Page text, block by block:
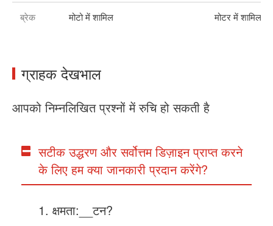
ब्रेक मोटो में शामिल मोटर में शामिल
ग्राहक देखभाल
आपको निम्नलिखित प्रश्नों में रुचि हो सकती है
सटीक उद्धरण और सर्वोत्तम डिज़ाइन प्राप्त करने
के लिए हम क्या जानकारी प्रदान करेंगे?
क्षमता:__टन?